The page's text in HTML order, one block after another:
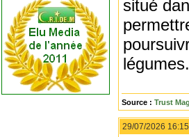
situé
légumes.
Source : Trust
29/07/2026